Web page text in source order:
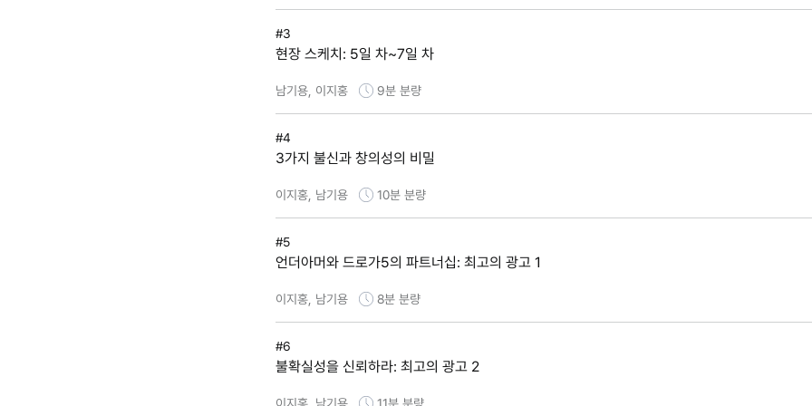
#3
현장 스케치: 5일 차~7일 차
남기용, 이지홍 9분 분량
#4
3가지 불신과 창의성의 비밀
이지홍, 남기용 10분 분량
#5
언더아머와 드로가5의 파트너십: 최고의 광고 1
이지홍, 남기용 8분 분량
#6
불확실성을 신뢰하라: 최고의 광고 2